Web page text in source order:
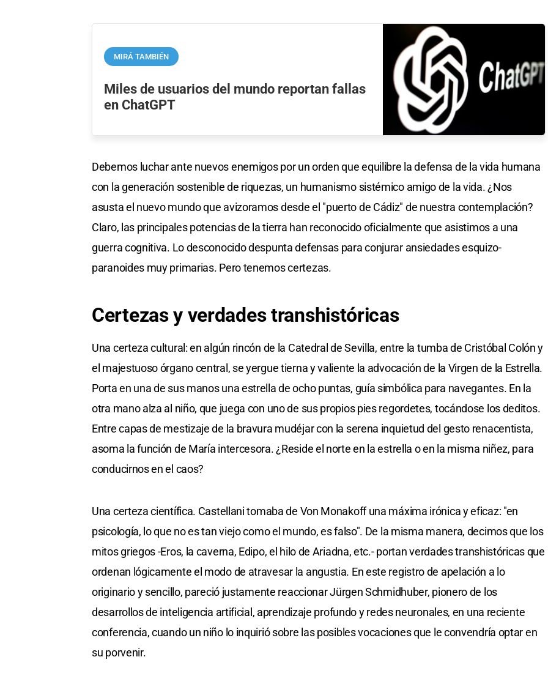
MIRÁ TAMBIÉN
Miles de usuarios del mundo reportan fallas
en ChatGPT
Debemos luchar ante nuevos enemigos por un orden que equilibre la defensa de la vida humana
con la generación sostenible de riquezas, un humanismo sistémico amigo de la vida. ¿Nos
asusta el nuevo mundo que avizoramos desde el "puerto de Cádiz" de nuestra contemplación?
Claro, las principales potencias de la tierra han reconocido oficialmente que asistimos a una
guerra cognitiva. Lo desconocido despunta defensas para conjurar ansiedades esquizo-
paranoides muy primarias. Pero tenemos certezas.
Certezas y verdades transhistóricas
Una certeza cultural: en algún rincón de la Catedral de Sevilla, entre la tumba de Cristóbal Colón y
el majestuoso órgano central, se yergue tierna y valiente la advocación de la Virgen de la Estrella.
Porta en una de sus manos una estrella de ocho puntas, guía simbólica para navegantes. En la
otra mano alza al niño, que juega con uno de sus propios pies regordetes, tocándose los deditos.
Entre capas de mestizaje de la bravura mudéjar con la serena inquietud del gesto renacentista,
asoma la función de María intercesora. ¿Reside el norte en la estrella o en la misma niñez, para
conducirnos en el caos?
Una certeza científica. Castellani tomaba de Von Monakoff una máxima irónica y eficaz: "en
psicología, lo que no es tan viejo como el mundo, es falso". De la misma manera, decimos que los
mitos griegos -Eros, la caverna, Edipo, el hilo de Ariadna, etc.- portan verdades transhistóricas que
ordenan lógicamente el modo de atravesar la angustia. En este registro de apelación a lo
originario y sencillo, pareció justamente reaccionar Jürgen Schmidhuber, pionero de los
desarrollos de inteligencia artificial, aprendizaje profundo y redes neuronales, en una reciente
conferencia, cuando un niño lo inquirió sobre las posibles vocaciones que le convendría optar en
su porvenir.